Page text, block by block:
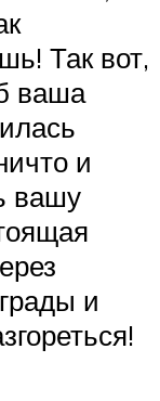
Так вот,
ваша
и
вашу
и